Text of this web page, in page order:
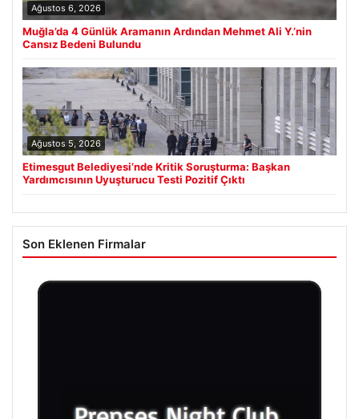
Ağustos 6, 2026
Muğla’da 4 Günlük Aramanın Ardından Mehmet Ali Y.’nin
Cansız Bedeni Bulundu
Ağustos 5, 2026
Etimesgut Belediyesi’nde Kritik Soruşturma: Başkan
Yardımcısının Uyuşturucu Testi Pozitif Çıktı
Son Eklenen Firmalar